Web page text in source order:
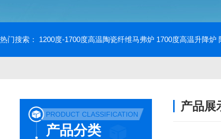
热门搜索： 1200度-1700度高温陶瓷纤维马弗炉 1700度高温升降炉
PRODUCT CLASSIFICATION
产品分类
产品展